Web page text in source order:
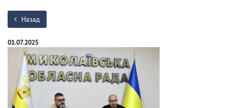
Назад
01.07.2025